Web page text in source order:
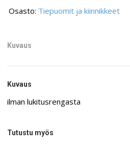
Osasto: Tiepuomit ja kiinnikkeet
Kuvaus
Kuvaus
ilman lukitusrengasta
Tutustu myös